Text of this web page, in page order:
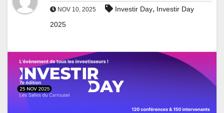
NOV 10, 2025 Investir Day, Investir Day
2025